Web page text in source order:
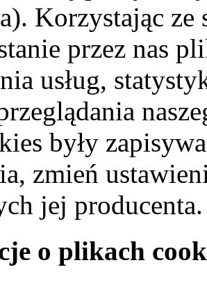
Korzystając
przez nas
usług,
były
zmień
jej producenta.
o plikach